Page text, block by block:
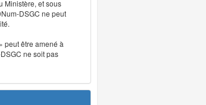
Ministère, et sous
DSGC ne peut
peut être amené à
ne soit pas